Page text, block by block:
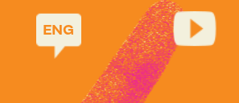
ENG